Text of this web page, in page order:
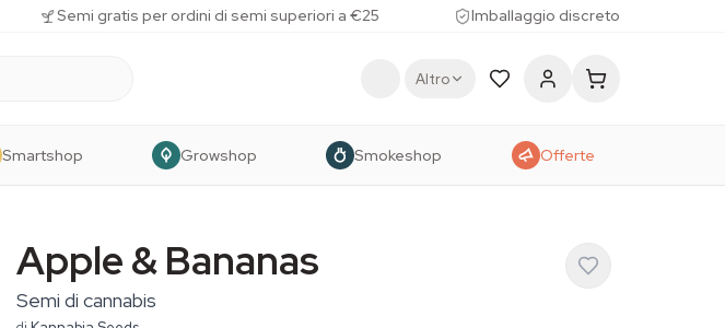
Semi gratis per ordini di semi superiori a €25 Imballaggio discreto
Altro
Smartshop Growshop Smokeshop Offerte
Apple & Bananas
Semi di cannabis